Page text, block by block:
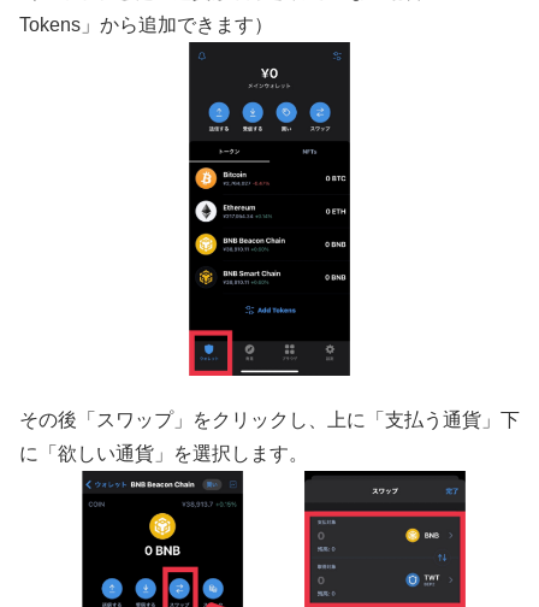
Tokens」から追加できます）
その後「スワップ」をクリックし、上に「支払う通貨」下
に「欲しい通貨」を選択します。